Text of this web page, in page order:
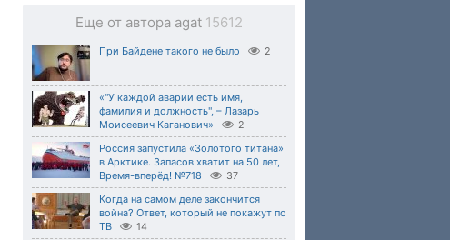
Еще от автора agat 15612
При Байдене такого не было 2
«"У каждой аварии есть имя,
фамилия и должность", – Лазарь
Моисеевич Каганович»
2
Россия запустила «Золотого титана»
в Арктике. Запасов хватит на 50 лет,
Время-вперёд! №718
37
Когда на самом деле закончится
война? Ответ, который не покажут по
ТВ
14